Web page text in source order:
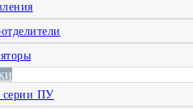
серии ПУ